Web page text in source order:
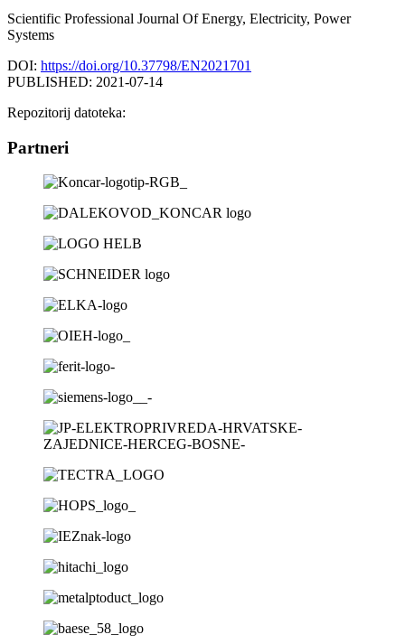
Scientific Professional Journal Of Energy, Electricity, Power
Systems
DOI: https://doi.org/10.37798/EN2021701
PUBLISHED: 2021-07-14
Repozitorij datoteka:
Partneri